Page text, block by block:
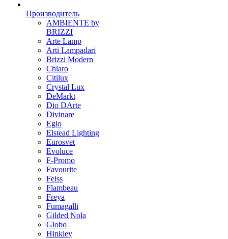
Производитель
AMBIENTE by
BRIZZI
Arte Lamp
Arti Lampadari
Brizzi Modern
Chiaro
Citilux
Crystal Lux
DeMarkt
Dio DArte
Divinare
Eglo
Elstead Lighting
Eurosvet
Evoluce
F-Promo
Favourite
Feiss
Flambeau
Freya
Fumagalli
Gilded Nola
Globo
Hinkley